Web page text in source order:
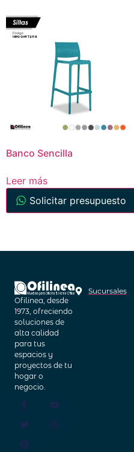
Banco Sencilla
Leer más
Solicitar presupuesto
Ofilinea, desde
1973, ofreciendo
soluciones de
alta calidad
para tus
espacios y
proyectos de tu
hogar o
negocio.
Sucursales